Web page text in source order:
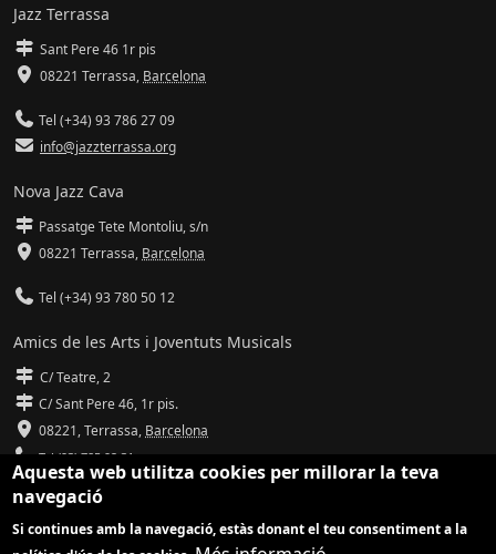
Jazz Terrassa
Sant Pere 46 1r pis
08221 Terrassa, Barcelona
Tel (+34) 93 786 27 09
info@jazzterrassa.org
Nova Jazz Cava
Passatge Tete Montoliu, s/n
08221 Terrassa, Barcelona
Tel (+34) 93 780 50 12
Amics de les Arts i Joventuts Musicals
C/ Teatre, 2
C/ Sant Pere 46, 1r pis.
08221,Terrassa, Barcelona
Tel (93) 785 92 31
info@amicsdelesarts-jjmm.cat
www.amicsdelesarts-jjmm.cat
Aquesta web utilitza cookies per millorar la teva
navegació
Si continues amb la navegació, estàs donant el teu consentiment a la